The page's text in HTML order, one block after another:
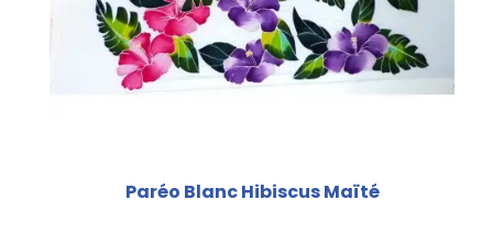
Paréo Blanc Hibiscus Maïté